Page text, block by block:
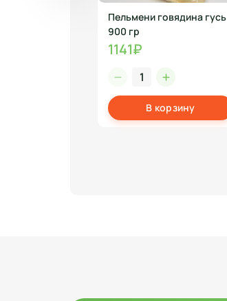
Пельмени говядина гусь
900 гр
1141₽
В корзину